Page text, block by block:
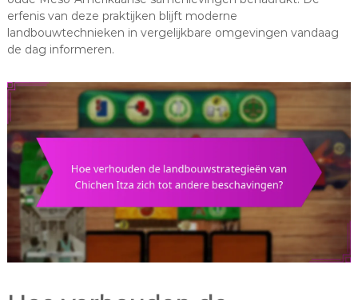
erfenis van deze praktijken blijft moderne
landbouwtechnieken in vergelijkbare omgevingen vandaag
de dag informeren.